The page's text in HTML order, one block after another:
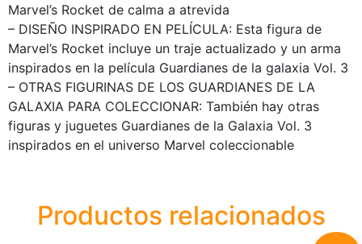
Marvel’s Rocket de calma a atrevida
– DISEÑO INSPIRADO EN PELÍCULA: Esta figura de
Marvel’s Rocket incluye un traje actualizado y un arma
inspirados en la película Guardianes de la galaxia Vol. 3
– OTRAS FIGURINAS DE LOS GUARDIANES DE LA
GALAXIA PARA COLECCIONAR: También hay otras
figuras y juguetes Guardianes de la Galaxia Vol. 3
inspirados en el universo Marvel coleccionable
Productos relacionados